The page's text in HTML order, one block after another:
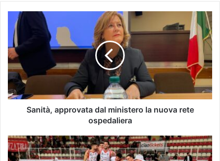
Sanità, approvata dal ministero la nuova rete
ospedaliera